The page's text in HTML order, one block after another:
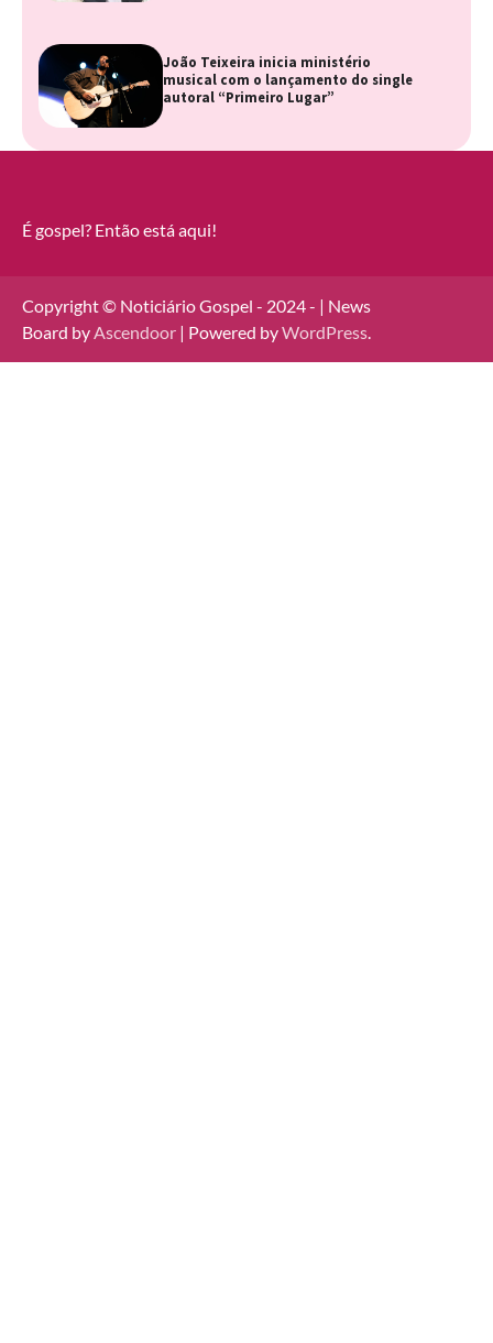
João Teixeira inicia ministério
musical com o lançamento do single
autoral “Primeiro Lugar”
É gospel? Então está aqui!
Copyright © Noticiário Gospel - 2024 - | News
Board byAscendoor | Powered byWordPress.